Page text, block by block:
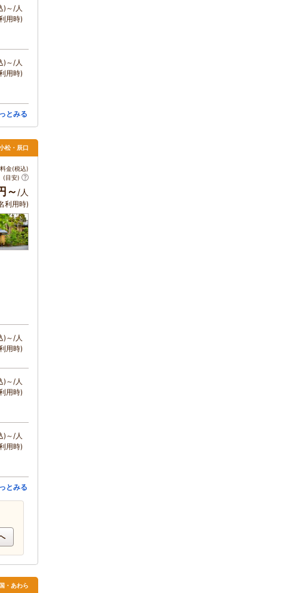
)～/人
用時)
)～/人
用時)
とみる
松・辰口
金(税込)
(目安)
～ /人
利用時)
)～/人
用時)
)～/人
用時)
)～/人
用時)
とみる
・あわら